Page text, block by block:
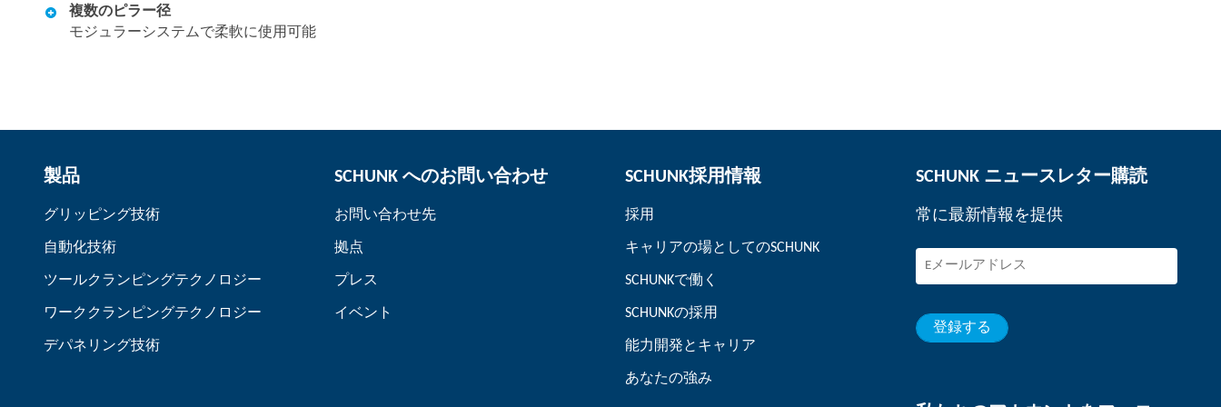
複数のピラー径
モジュラーシステムで柔軟に使用可能
製品
グリッピング技術
自動化技術
ツールクランピングテクノロジー
ワーククランピングテクノロジー
デパネリング技術
SCHUNK へのお問い合わせ
お問い合わせ先
拠点
プレス
イベント
SCHUNK採用情報
採用
キャリアの場としてのSCHUNK
SCHUNKで働く
SCHUNKの採用
能力開発とキャリア
あなたの強み
SCHUNK ニュースレター購読
常に最新情報を提供
登録する